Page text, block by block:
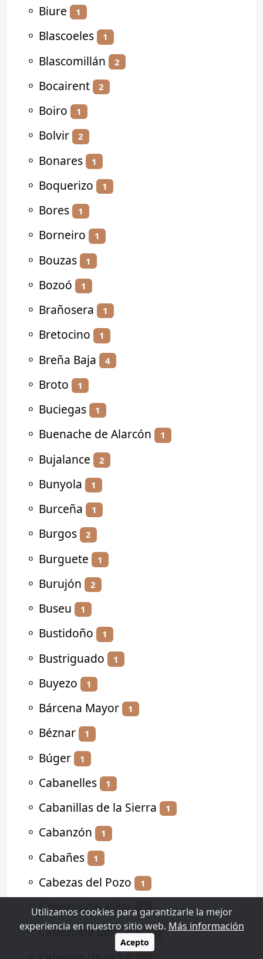
⚬ Biure 1
⚬ Blascoeles 1
⚬ Blascomillán 2
⚬ Bocairent 2
⚬ Boiro 1
⚬ Bolvir 2
⚬ Bonares 1
⚬ Boquerizo 1
⚬ Bores 1
⚬ Borneiro 1
⚬ Bouzas 1
⚬ Bozoó 1
⚬ Brañosera 1
⚬ Bretocino 1
⚬ Breña Baja 4
⚬ Broto 1
⚬ Buciegas 1
⚬ Buenache de Alarcón 1
⚬ Bujalance 2
⚬ Bunyola 1
⚬ Burceña 1
⚬ Burgos 2
⚬ Burguete 1
⚬ Burujón 2
⚬ Buseu 1
⚬ Bustidoño 1
⚬ Bustriguado 1
⚬ Buyezo 1
⚬ Bárcena Mayor 1
⚬ Béznar 1
⚬ Búger 1
⚬ Cabanelles 1
⚬ Cabanillas de la Sierra 1
⚬ Cabanzón 1
⚬ Cabañes 1
⚬ Cabezas del Pozo 1
⚬Cabezas del Villar 1
⚬Cabezuela del Valle 2
Utilizamos cookies para garantizarle la mejor
experiencia en nuestro sitio web. Más información
Acepto